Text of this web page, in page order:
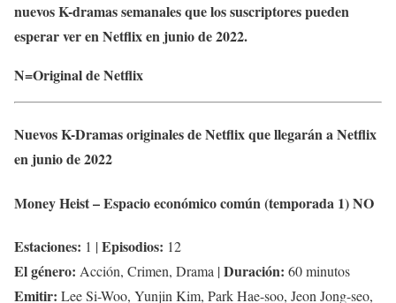
nuevos K-dramas semanales que los suscriptores pueden
esperar ver en Netflix en junio de 2022.
N=Original de Netflix
Nuevos K-Dramas originales de Netflix que llegarán a Netflix
en junio de 2022
Money Heist – Espacio económico común (temporada 1)NO
Estaciones: 1 |Episodios: 12
El género: Acción, Crimen, Drama |Duración: 60 minutos
Emitir: Lee Si-Woo, Yunjin Kim, Park Hae-soo, Jeon Jong-seo,